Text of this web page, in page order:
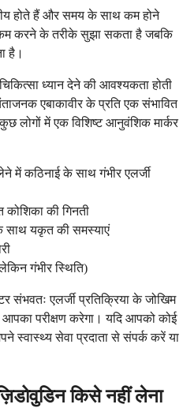
होते हैं और समय के साथ कम होने
करने के तरीके सुझा सकता है जबकि
है।
ध्यान देने की आवश्यकता होती
एबाकावीर के प्रति एक संभावित
लोगों में एक विशिष्ट आनुवंशिक मार्कर
में कठिनाई के साथ गंभीर एलर्जी
कोशिका की गिनती
साथ यकृत की समस्याएं
गंभीर स्थिति)
एलर्जी प्रतिक्रिया के जोखिम
परीक्षण करेगा। यदि आपको कोई
स्वास्थ्य सेवा प्रदाता से संपर्क करें या
किसे नहीं लेना